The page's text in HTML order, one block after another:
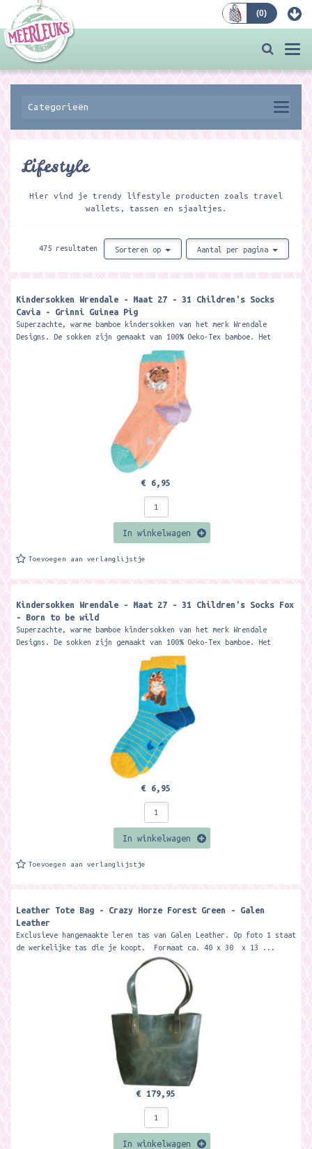
(0)
Categorieën
Lifestyle
Hier vind je trendy lifestyle producten zoals travel
wallets, tassen en sjaaltjes.
475 resultaten Sorteren op Aantal per pagina
Kindersokken Wrendale - Maat 27 - 31 Children's Socks
Cavia - Grinni Guinea Pig
Superzachte, warme bamboe kindersokken van het merk Wrendale
Designs. De sokken zijn gemaakt van 100% Oeko-Tex bamboe. Het
€ 6,95
In winkelwagen
Toevoegen aan verlanglijstje
Kindersokken Wrendale - Maat 27 - 31 Children's Socks Fox
- Born to be wild
Superzachte, warme bamboe kindersokken van het merk Wrendale
Designs. De sokken zijn gemaakt van 100% Oeko-Tex bamboe. Het
€ 6,95
In winkelwagen
Toevoegen aan verlanglijstje
Leather Tote Bag - Crazy Horze Forest Green - Galen
Leather
Exclusieve hangemaakte leren tas van Galen Leather. Op foto 1 staat
de werkelijke tas die je koopt. Formaat ca. 40 x 30 x 13 ...
€ 179,95
In winkelwagen